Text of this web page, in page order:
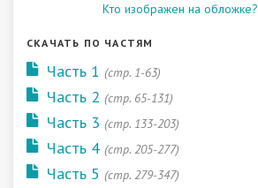
Кто изображен на обложке?
СКАЧАТЬ ПО ЧАСТЯМ
Часть 1 (стр. 1-63)
Часть 2 (стр. 65-131)
Часть 3 (стр. 133-203)
Часть 4 (стр. 205-277)
Часть 5 (стр. 279-347)